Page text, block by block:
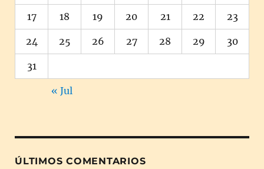
17 18 19 20 21 22 23
24 25 26 27 28 29 30
31
« Jul
ÚLTIMOS COMENTARIOS